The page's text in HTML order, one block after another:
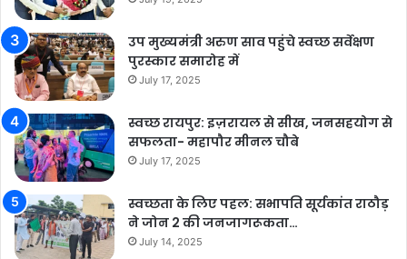
उप मुख्यमंत्री अरुण साव पहुंचे स्वच्छ सर्वेक्षण
पुरस्कार समारोह में
July 17, 2025
स्वच्छ रायपुर: इज़रायल से सीख, जनसहयोग से
सफलता- महापौर मीनल चौबे
July 17, 2025
स्वच्छता के लिए पहल: सभापति सूर्यकांत राठौड़
ने जोन 2 की जनजागरूकता…
July 14, 2025